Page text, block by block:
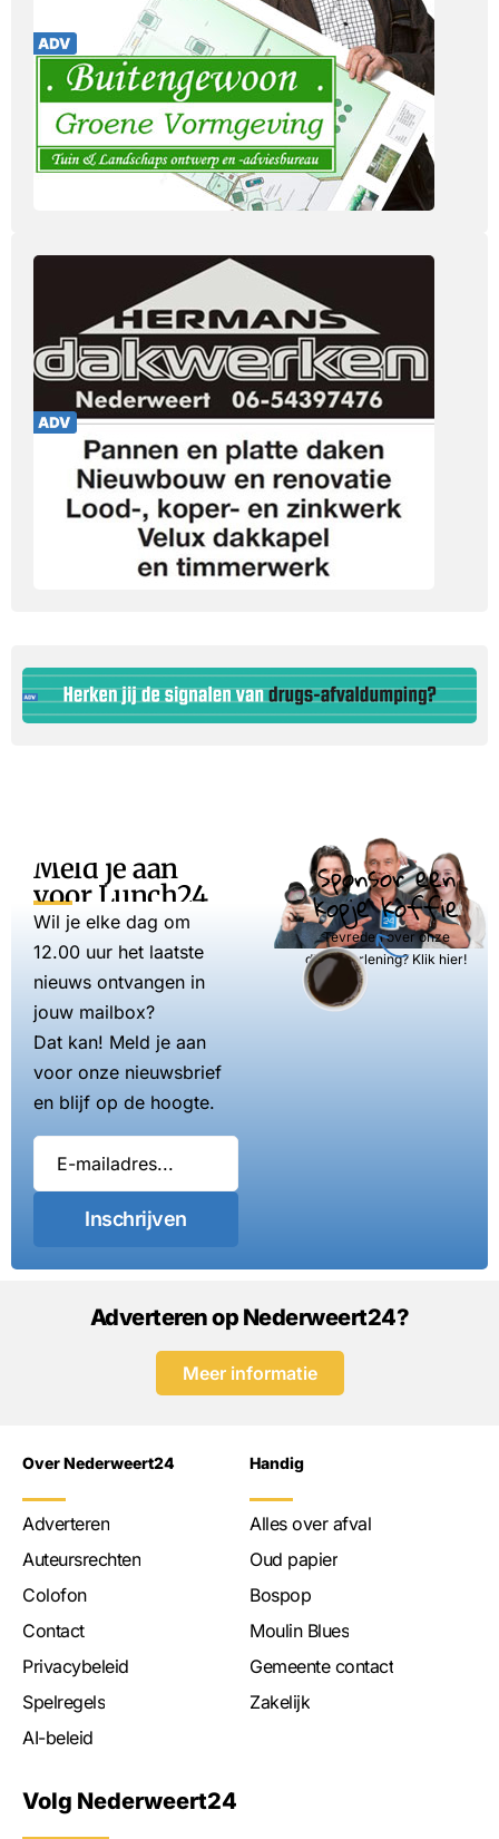
Meld je aan
voor Lunch24
Wil je elke dag om
12.00 uur het laatste
nieuws ontvangen in
jouw mailbox?
Dat kan! Meld je aan
voor onze nieuwsbrief
en blijf op de hoogte.
Inschrijven
Sponsor een
kopje koffie
Tevreden over onze
dienstverlening? Klik hier!
Adverteren op Nederweert24?
Meer informatie
Over Nederweert24
Adverteren
Auteursrechten
Colofon
Contact
Privacybeleid
Spelregels
AI-beleid
Handig
Alles over afval
Oud papier
Bospop
Moulin Blues
Gemeente contact
Zakelijk
Volg Nederweert24